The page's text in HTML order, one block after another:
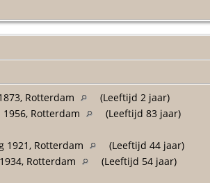
Rotterdam
(Leeftijd 2 jaar)
1956, Rotterdam
(Leeftijd 83 jaar)
1921, Rotterdam
(Leeftijd 44 jaar)
Rotterdam
(Leeftijd 54 jaar)